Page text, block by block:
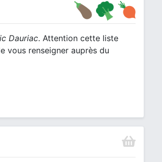
Dauriac. Attention cette liste
vous renseigner auprès du